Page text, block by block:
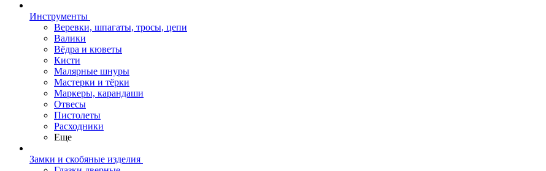
Инструменты
Веревки, шпагаты, тросы, цепи
Валики
Вёдра и кюветы
Кисти
Малярные шнуры
Мастерки и тёрки
Маркеры, карандаши
Отвесы
Пистолеты
Расходники
Еще
Замки и скобяные изделия